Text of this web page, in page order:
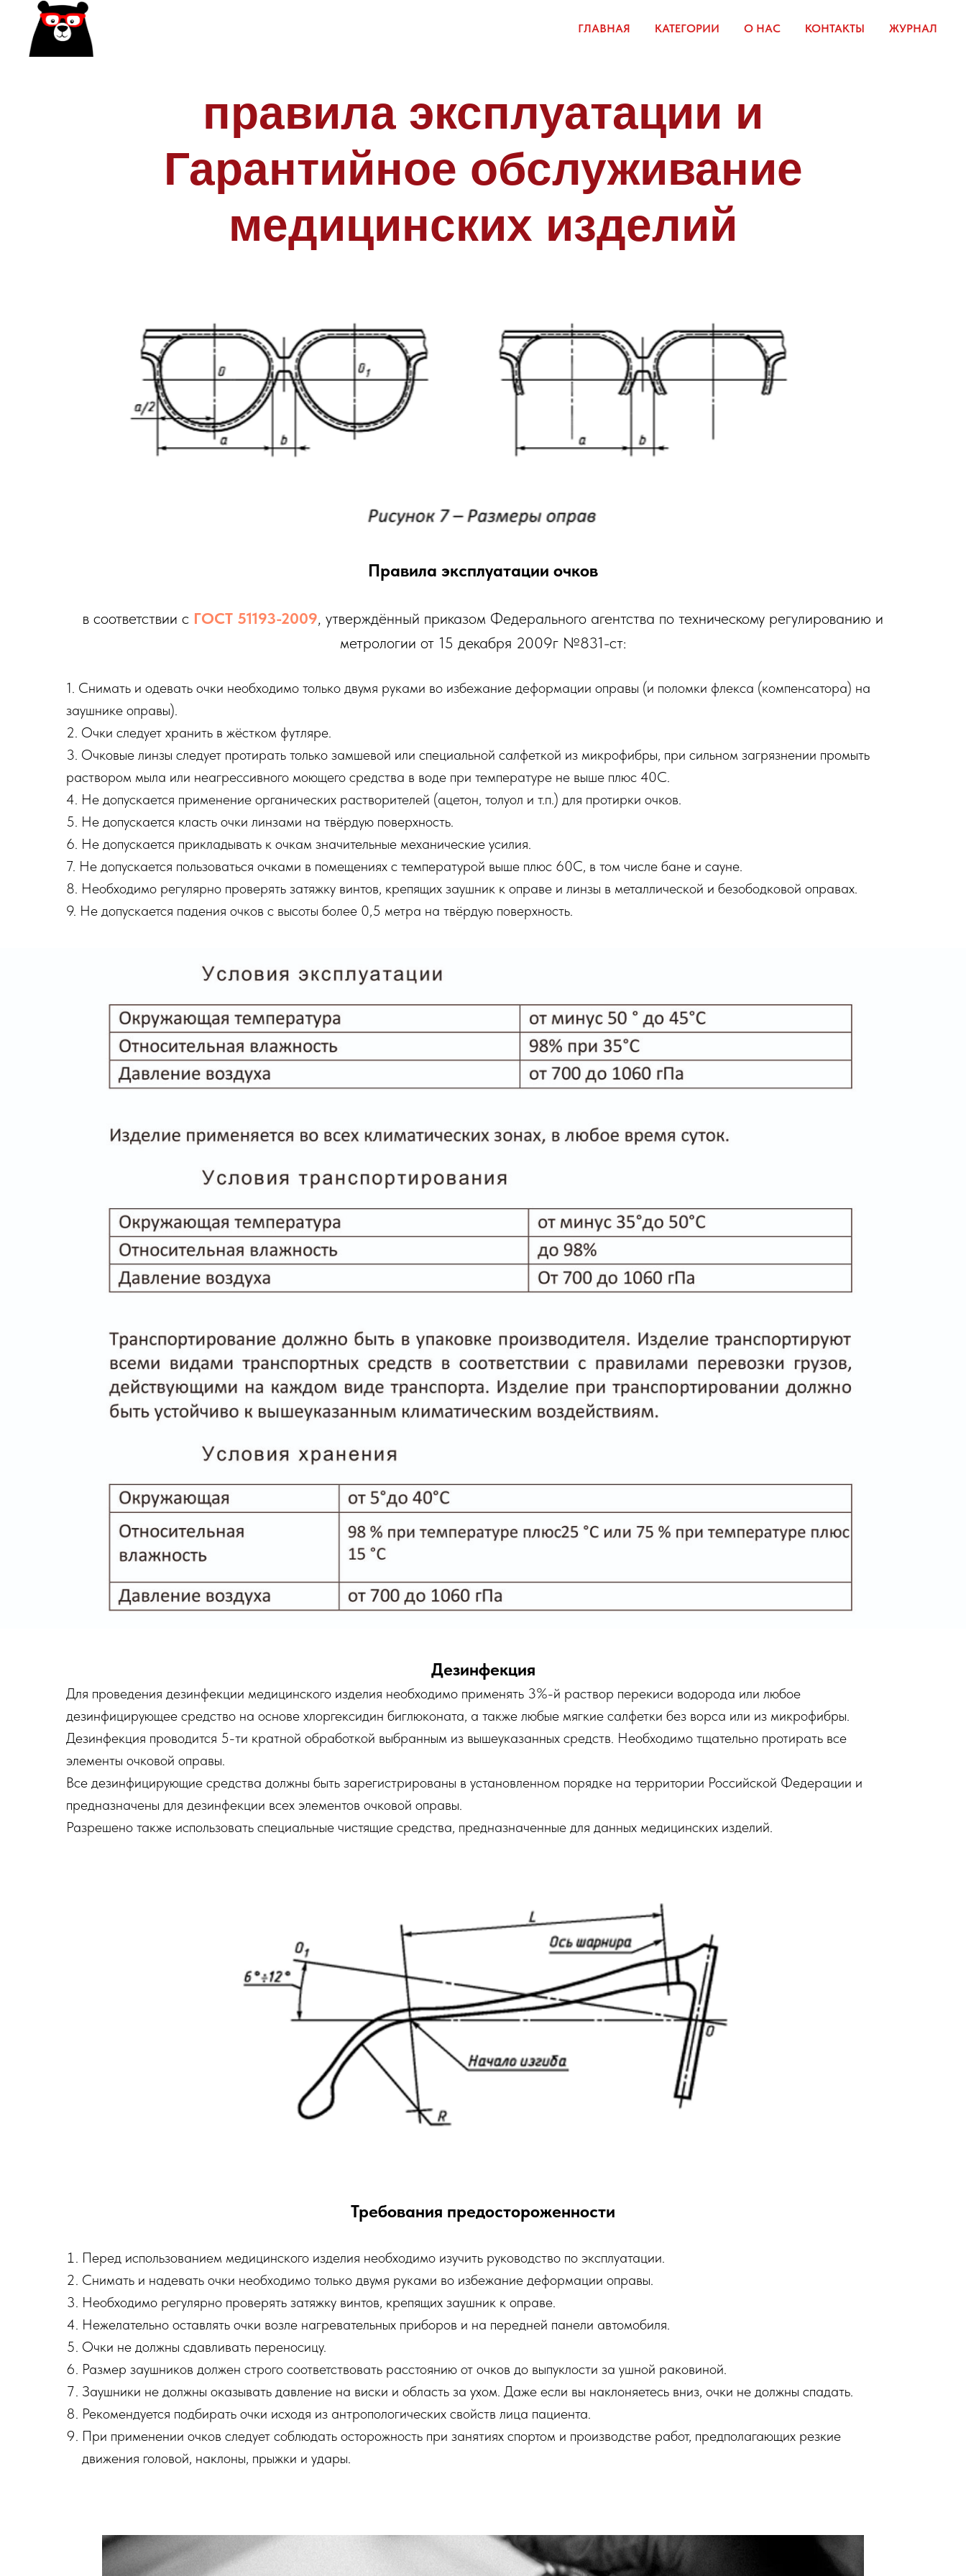
ГЛАВНАЯ КАТЕГОРИИ О НАС КОНТАКТЫ ЖУРНАЛ
правила эксплуатации и
Гарантийное обслуживание
медицинских изделий
Правила эксплуатации очков
в соответствии с ГОСТ 51193-2009, утверждённый приказом Федерального агентства по техническому регулированию и
метрологии от 15 декабря 2009г №831-ст:
1. Снимать и одевать очки необходимо только двумя руками во избежание деформации оправы (и поломки флекса (компенсатора) на
заушнике оправы).
2. Очки следует хранить в жёстком футляре.
3. Очковые линзы следует протирать только замшевой или специальной салфеткой из микрофибры, при сильном загрязнении промыть
раствором мыла или неагрессивного моющего средства в воде при температуре не выше плюс 40С.
4. Не допускается применение органических растворителей (ацетон, толуол и т.п.) для протирки очков.
5. Не допускается класть очки линзами на твёрдую поверхность.
6. Не допускается прикладывать к очкам значительные механические усилия.
7. Не допускается пользоваться очками в помещениях с температурой выше плюс 60С, в том числе бане и сауне.
8. Необходимо регулярно проверять затяжку винтов, крепящих заушник к оправе и линзы в металлической и безободковой оправах.
9. Не допускается падения очков с высоты более 0,5 метра на твёрдую поверхность.
Дезинфекция
Для проведения дезинфекции медицинского изделия необходимо применять 3%-й раствор перекиси водорода или любое
дезинфицирующее средство на основе хлоргексидин биглюконата, а также любые мягкие салфетки без ворса или из микрофибры.
Дезинфекция проводится 5-ти кратной обработкой выбранным из вышеуказанных средств. Необходимо тщательно протирать все
элементы очковой оправы.
Все дезинфицирующие средства должны быть зарегистрированы в установленном порядке на территории Российской Федерации и
предназначены для дезинфекции всех элементов очковой оправы.
Разрешено также использовать специальные чистящие средства, предназначенные для данных медицинских изделий.
Требования предостороженности
Перед использованием медицинского изделия необходимо изучить руководство по эксплуатации.
Снимать и надевать очки необходимо только двумя руками во избежание деформации оправы.
Необходимо регулярно проверять затяжку винтов, крепящих заушник к оправе.
Нежелательно оставлять очки возле нагревательных приборов и на передней панели автомобиля.
Очки не должны сдавливать переносицу.
Размер заушников должен строго соответствовать расстоянию от очков до выпуклости за ушной раковиной.
Заушники не должны оказывать давление на виски и область за ухом. Даже если вы наклоняетесь вниз, очки не должны спадать.
Рекомендуется подбирать очки исходя из антропологических свойств лица пациента.
При применении очков следует соблюдать осторожность при занятиях спортом и производстве работ, предполагающих резкие
движения головой, наклоны, прыжки и удары.